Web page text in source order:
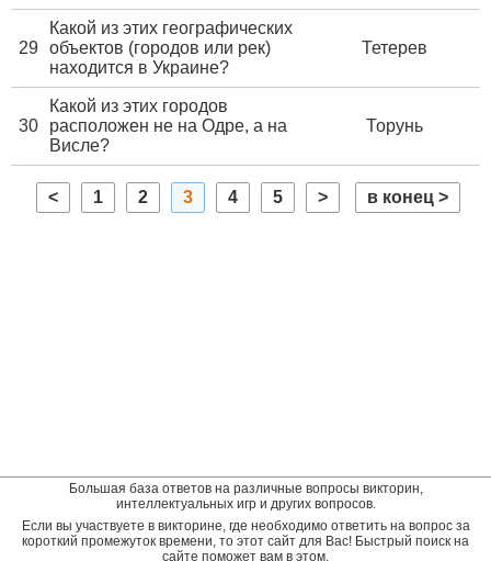
29
Какой из этих географических
объектов (городов или рек)
находится в Украине?
Тетерев
30
Какой из этих городов
расположен не на Одре, а на
Висле?
Торунь
< 1 2 3 4 5 > в конец >
Большая база ответов на различные вопросы викторин,
интеллектуальных игр и других вопросов.
Если вы участвуете в викторине, где необходимо ответить на вопрос за
короткий промежуток времени, то этот сайт для Вас! Быстрый поиск на
сайте поможет вам в этом.